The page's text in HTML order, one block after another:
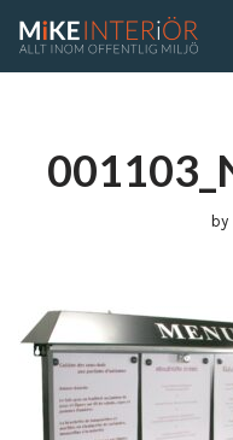
by